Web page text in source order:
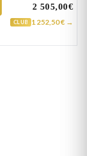
2 505,00€
CLUB 1 252,50 € →